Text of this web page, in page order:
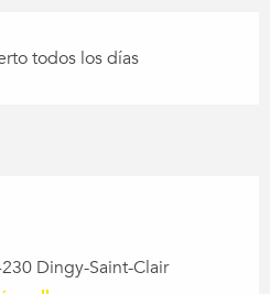
todos los días
Dingy-Saint-Clair